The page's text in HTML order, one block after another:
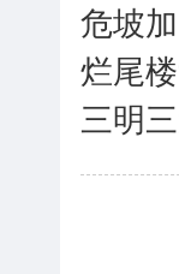
危坡
烂尾
三明